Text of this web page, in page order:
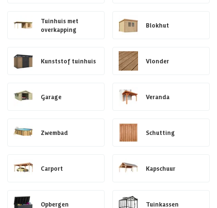
Tuinhuis met
overkapping
Blokhut
Kunststof tuinhuis Vlonder
Garage Veranda
Zwembad Schutting
Carport Kapschuur
Opbergen Tuinkassen